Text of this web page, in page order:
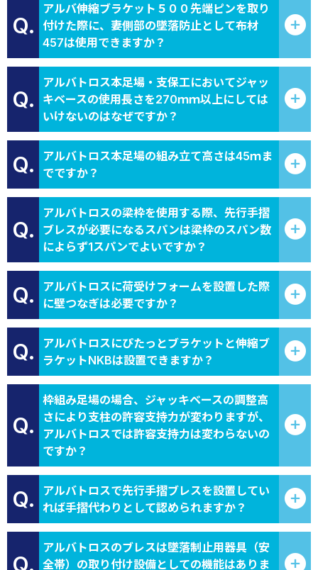
Q.
アルバ伸縮ブラケット５００先端ピンを取り
付けた際に、妻側部の墜落防止として布材
457は使用できますか？
Q.
アルバトロス本足場・支保工においてジャッ
キベースの使用長さを270ｍｍ以上にしては
いけないのはなぜですか？
Q.
アルバトロス本足場の組み立て高さは45ｍま
でですか？
Q.
アルバトロスの梁枠を使用する際、先行手摺
ブレスが必要になるスパンは梁枠のスパン数
によらず1スパンでよいですか？
Q.
アルバトロスに荷受けフォームを設置した際
に壁つなぎは必要ですか？
Q.
アルバトロスにぴたっとブラケットと伸縮ブ
ラケットNKBは設置できますか？
Q.
枠組み足場の場合、ジャッキベースの調整高
さにより支柱の許容支持力が変わりますが、
アルバトロスでは許容支持力は変わらないの
ですか？
Q.
アルバトロスで先行手摺ブレスを設置してい
れば手摺代わりとして認められますか？
Q.
アルバトロスのブレスは墜落制止用器具（安
全帯）の取り付け設備としての機能はありま